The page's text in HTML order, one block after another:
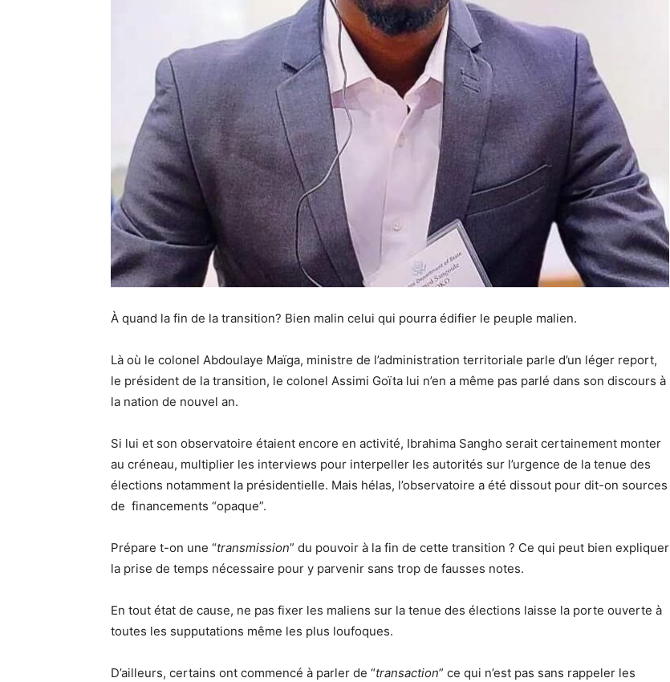
À quand la fin de la transition? Bien malin celui qui pourra édifier le peuple malien.
Là où le colonel Abdoulaye Maïga, ministre de l’administration territoriale parle d’un léger report,
le président de la transition, le colonel Assimi Goïta lui n’en a même pas parlé dans son discours à
la nation de nouvel an.
Si lui et son observatoire étaient encore en activité, Ibrahima Sangho serait certainement monter
au créneau, multiplier les interviews pour interpeller les autorités sur l’urgence de la tenue des
élections notamment la présidentielle. Mais hélas, l’observatoire a été dissout pour dit-on sources
de financements “opaque”.
Prépare t-on une “transmission” du pouvoir à la fin de cette transition ? Ce qui peut bien expliquer
la prise de temps nécessaire pour y parvenir sans trop de fausses notes.
En tout état de cause, ne pas fixer les maliens sur la tenue des élections laisse la porte ouverte à
toutes les supputations même les plus loufoques.
D’ailleurs, certains ont commencé à parler de “transaction” ce qui n’est pas sans rappeler les